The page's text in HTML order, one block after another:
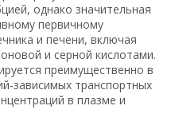
однако значительная
первичному
и печени, включая
и серной кислотами.
преимущественно в
зависимых транспортных
в плазме и